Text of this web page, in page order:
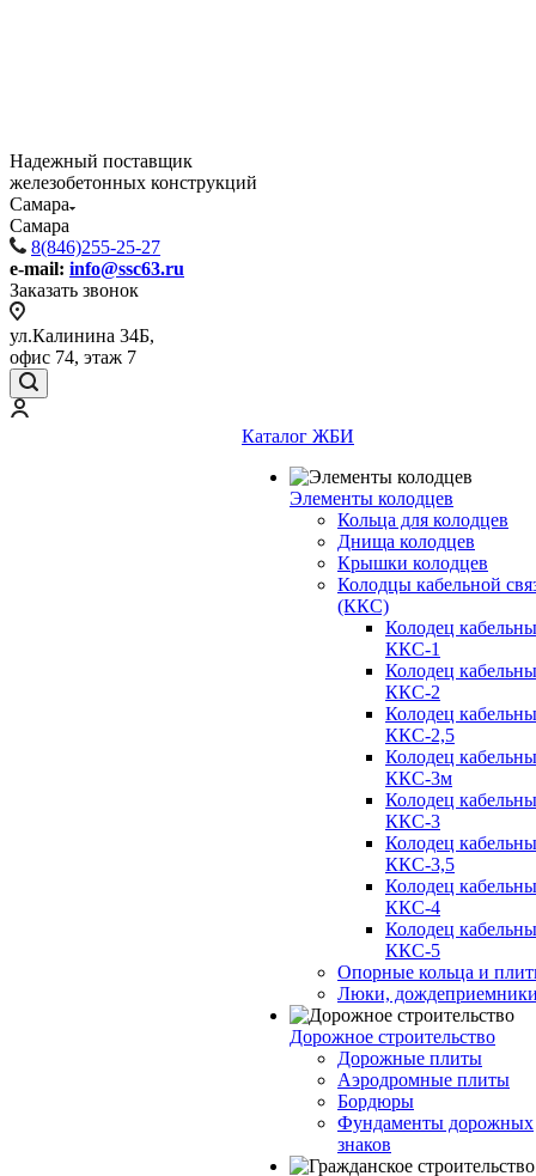
Надежный поставщик
железобетонных конструкций
Самара
Самара
8(846)255-25-27
e-mail: info@ssc63.ru
Заказать звонок
ул.Калинина 34Б,
офис 74, этаж 7
Каталог ЖБИ
Элементы колодцев
Кольца для колодцев
Днища колодцев
Крышки колодцев
Колодцы кабельной
(ККС)
Колодец
ККС-1
Колодец
ККС-2
Колодец
ККС-2,5
Колодец
ККС-3м
Колодец
ККС-3
Колодец
ККС-3,5
Колодец
ККС-4
Колодец
ККС-5
Опорные кольца и
Люки,
Дорожное строительство
Дорожные плиты
Аэродромные плиты
Бордюры
Фундаменты дорожных
знаков